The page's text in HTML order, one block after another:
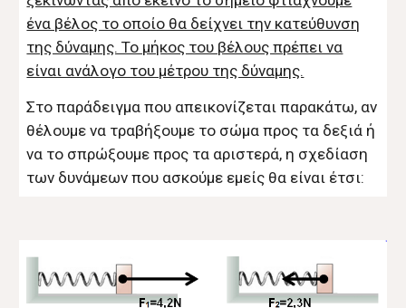
ένα βέλος το οποίο θα δείχνει την κατεύθυνση
της δύναμης. Το μήκος του βέλους πρέπει να
είναι ανάλογο του μέτρου της δύναμης.
Στο παράδειγμα που απεικονίζεται παρακάτω, αν
θέλουμε να τραβήξουμε το σώμα προς τα δεξιά ή
να το σπρώξουμε προς τα αριστερά, η σχεδίαση
των δυνάμεων που ασκούμε εμείς θα είναι έτσι: